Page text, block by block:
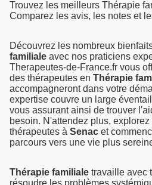
Trouvez les meilleurs Thérapie
Comparez les avis, les notes et
Découvrez les nombreux
familiale avec nos praticiens
Therapeutes-de-France.fr vous
des thérapeutes en Thérapie
accompagneront dans votre
expertise couvre un large
vous assurant ainsi de trouver
besoin. N'attendez plus,
thérapeutes à Senac et
parcours vers une vie plus
Thérapie familiale travaille avec
résoudre les problèmes